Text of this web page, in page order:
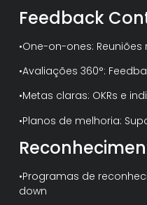
Feedback
•One-on-ones:
•Avaliações 360°:
•Metas claras: OKRs e
•Planos de melhoria:
•Programas de
down